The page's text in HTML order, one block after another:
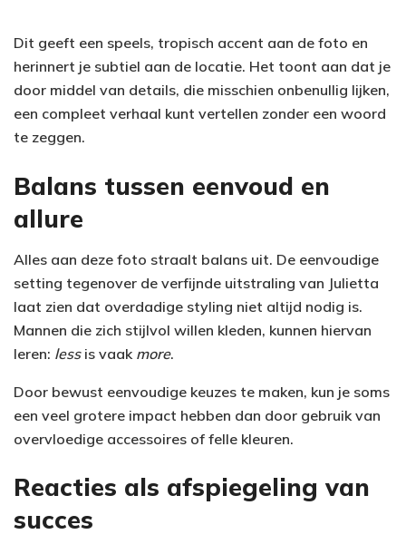
Dit geeft een speels, tropisch accent aan de foto en
herinnert je subtiel aan de locatie. Het toont aan dat je
door middel van details, die misschien onbenullig lijken,
een compleet verhaal kunt vertellen zonder een woord
te zeggen.
Balans tussen eenvoud en
allure
Alles aan deze foto straalt balans uit. De eenvoudige
setting tegenover de verfijnde uitstraling van Julietta
laat zien dat overdadige styling niet altijd nodig is.
Mannen die zich stijlvol willen kleden, kunnen hiervan
leren: lessis vaak more.
Door bewust eenvoudige keuzes te maken, kun je soms
een veel grotere impact hebben dan door gebruik van
overvloedige accessoires of felle kleuren.
Reacties als afspiegeling van
succes